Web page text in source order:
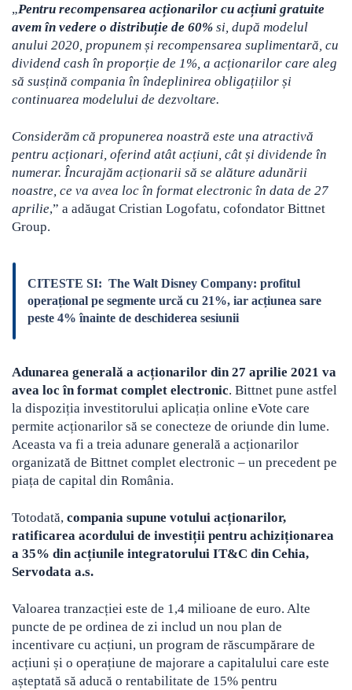
„Pentru recompensarea acționarilor cu acțiuni gratuite
avem în vedere o distribuție de 60% si, după modelul
anului 2020, propunem și recompensarea suplimentară, cu
dividend cash în proporție de 1%, a acționarilor care aleg
să susțină compania în îndeplinirea obligațiilor și
continuarea modelului de dezvoltare.
Considerăm că propunerea noastră este una atractivă
pentru acționari, oferind atât acțiuni, cât și dividende în
numerar. Încurajăm acționarii să se alăture adunării
noastre, ce va avea loc în format electronic în data de 27
aprilie,” a adăugat Cristian Logofatu, cofondator Bittnet
Group.
CITESTE SI: The Walt Disney Company: profitul
operațional pe segmente urcă cu 21%, iar acțiunea sare
peste 4% înainte de deschiderea sesiunii
Adunarea generală a acționarilor din 27 aprilie 2021 va
avea loc în format complet electronic. Bittnet pune astfel
la dispoziția investitorului aplicația online eVote care
permite acționarilor să se conecteze de oriunde din lume.
Aceasta va fi a treia adunare generală a acționarilor
organizată de Bittnet complet electronic – un precedent pe
piața de capital din România.
Totodată, compania supune votului acționarilor,
ratificarea acordului de investiții pentru achiziționarea
a 35% din acțiunile integratorului IT&C din Cehia,
Servodata a.s.
Valoarea tranzacției este de 1,4 milioane de euro. Alte
puncte de pe ordinea de zi includ un nou plan de
incentivare cu acțiuni, un program de răscumpărare de
acțiuni și o operațiune de majorare a capitalului care este
așteptată să aducă o rentabilitate de 15% pentru